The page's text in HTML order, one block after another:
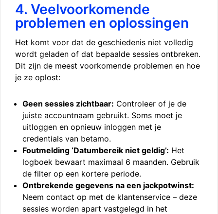
4. Veelvoorkomende
problemen en oplossingen
Het komt voor dat de geschiedenis niet volledig
wordt geladen of dat bepaalde sessies ontbreken.
Dit zijn de meest voorkomende problemen en hoe
je ze oplost:
Geen sessies zichtbaar: Controleer of je de
juiste accountnaam gebruikt. Soms moet je
uitloggen en opnieuw inloggen met je
credentials van betamo.
Foutmelding ‘Datumbereik niet geldig’: Het
logboek bewaart maximaal 6 maanden. Gebruik
de filter op een kortere periode.
Ontbrekende gegevens na een jackpotwinst:
Neem contact op met de klantenservice – deze
sessies worden apart vastgelegd in het